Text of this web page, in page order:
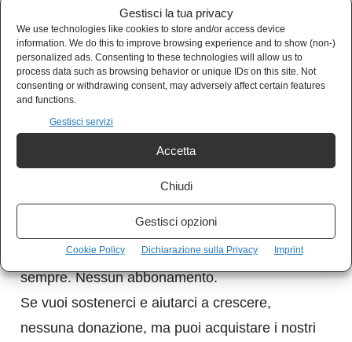
Gestisci la tua privacy
We use technologies like cookies to store and/or access device
information. We do this to improve browsing experience and to show (non-)
personalized ads. Consenting to these technologies will allow us to
process data such as browsing behavior or unique IDs on this site. Not
consenting or withdrawing consent, may adversely affect certain features
and functions.
Gestisci servizi
Accetta
Chiudi
Gestisci opzioni
Cookie Policy Dichiarazione sulla Privacy Imprint
degli eventi in corso.
Kulturjam.it è un quotidiano indipendente
senza finanziamenti, completamente gratuito.
I nostri articoli sono gratuiti e lo saranno
sempre. Nessun abbonamento.
Se vuoi sostenerci e aiutarci a crescere,
nessuna donazione, ma puoi acquistare i nostri